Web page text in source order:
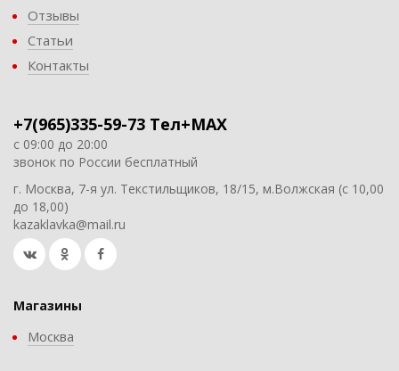
Отзывы
Статьи
Контакты
+7(965)335-59-73 Тел+MAX
с 09:00 до 20:00
звонок по России бесплатный
г. Москва, 7-я ул. Текстильщиков, 18/15, м.Волжская (с 10,00
до 18,00)
kazaklavka@mail.ru
Магазины
Москва